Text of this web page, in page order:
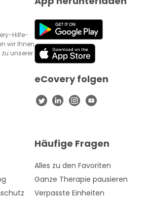
Hilfe-
wir Ihnen
unserer
Häufige Fragen
Alles zu den Favoriten
Ganze Therapie pausieren
Verpasste Einheiten
eCovery folgen